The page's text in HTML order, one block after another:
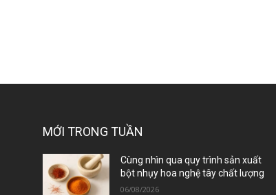
MỚI TRONG TUẦN
Cùng nhìn qua quy trình sản xuất
bột nhụy hoa nghệ tây chất lượng
06/08/2026